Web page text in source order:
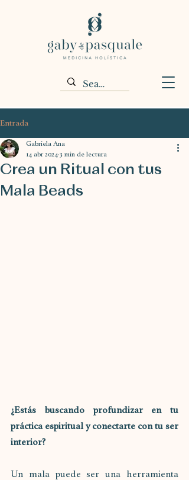
Entrada
Crea un Ritual con tus
Mala Beads
Gabriela Ana
14 abr 2024 3 min de lectura
¿Estás buscando profundizar en tu
práctica espiritual y conectarte con tu ser
interior?
Un mala puede ser una herramienta